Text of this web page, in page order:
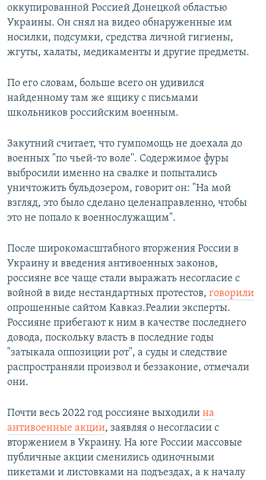
оккупированной Россией Донецкой областью
Украины. Он снял на видео обнаруженные им
носилки, подсумки, средства личной гигиены,
жгуты, халаты, медикаменты и другие предметы.
По его словам, больше всего он удивился
найденному там же ящику с письмами
школьников российским военным.
Закутний считает, что гумпомощь не доехала до
военных "по чьей-то воле". Содержимое фуры
выбросили именно на свалке и попытались
уничтожить бульдозером, говорит он: "На мой
взгляд, это было сделано целенаправленно, чтобы
это не попало к военнослужащим".
После широкомасштабного вторжения России в
Украину и введения антивоенных законов,
россияне все чаще стали выражать несогласие с
войной в виде нестандартных протестов, говорили
опрошенные сайтом Кавказ.Реалии эксперты.
Россияне прибегают к ним в качестве последнего
довода, поскольку власть в последние годы
"затыкала оппозиции рот", а суды и следствие
распространяли произвол и беззаконие, отмечали
они.
Почти весь 2022 год россияне выходили на
антивоенные акции, заявляя о несогласии с
вторжением в Украину. На юге России массовые
публичные акции сменились одиночными
пикетами и листовками на подъездах, а к началу